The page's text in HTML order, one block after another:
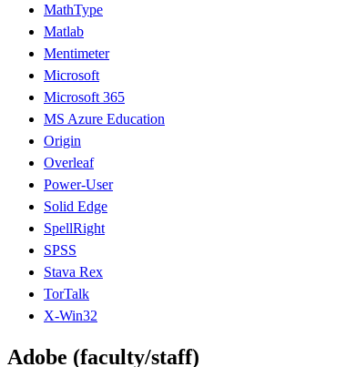
MathType
Matlab
Mentimeter
Microsoft
Microsoft 365
MS Azure Education
Origin
Overleaf
Power-User
Solid Edge
SpellRight
SPSS
Stava Rex
TorTalk
X-Win32
Adobe (faculty/staff)